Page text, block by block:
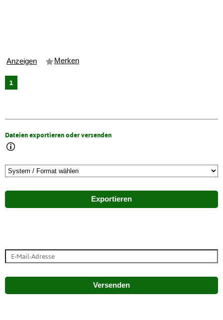
Anzeigen Merken
1
Dateien exportieren oder versenden
Exportieren
Versenden